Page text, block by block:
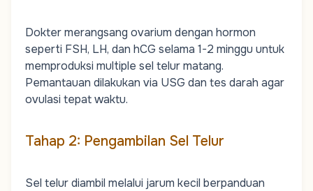
Dokter merangsang ovarium dengan hormon
seperti FSH, LH, dan hCG selama 1-2 minggu untuk
memproduksi multiple sel telur matang.
Pemantauan dilakukan via USG dan tes darah agar
ovulasi tepat waktu.
Tahap 2: Pengambilan Sel Telur
Sel telur diambil melalui jarum kecil berpanduan